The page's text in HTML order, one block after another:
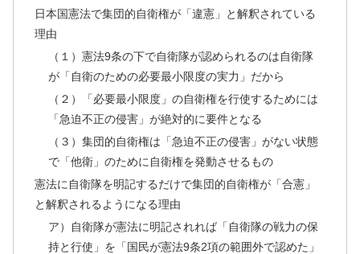
日本国憲法で集団的自衛権が「違憲」と解釈されている
理由
（１）憲法9条の下で自衛隊が認められるのは自衛隊
が「自衛のための必要最小限度の実力」だから
（２）「必要最小限度」の自衛権を行使するためには
「急迫不正の侵害」が絶対的に要件となる
（３）集団的自衛権は「急迫不正の侵害」がない状態
で「他衛」のために自衛権を発動させるもの
憲法に自衛隊を明記するだけで集団的自衛権が「合憲」
と解釈されるようになる理由
ア）自衛隊が憲法に明記されれば「自衛隊の戦力の保
持と行使」を「国民が憲法9条2項の範囲外で認めた」